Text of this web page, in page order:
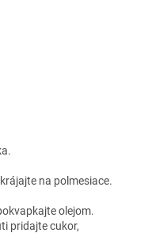
na polmesiace.
olejom.
pridajte cukor,